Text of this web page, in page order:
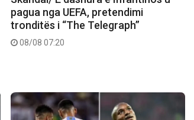
pagua nga UEFA, pretendimi
tronditës i “The Telegraph”
08/08 07:20